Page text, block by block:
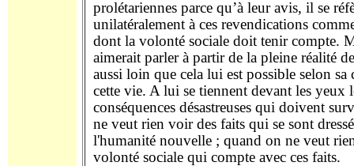
prolétariennes parce qu’à leur avis, il se
unilatéralement à ces revendications
dont la volonté sociale doit tenir compte.
aimerait parler à partir de la pleine réalité
aussi loin que cela lui est possible selon sa
cette vie. A lui se tiennent devant les yeux
conséquences désastreuses qui doivent
ne veut rien voir des faits qui se sont
l'humanité nouvelle ; quand on ne veut
volonté sociale qui compte avec ces faits.